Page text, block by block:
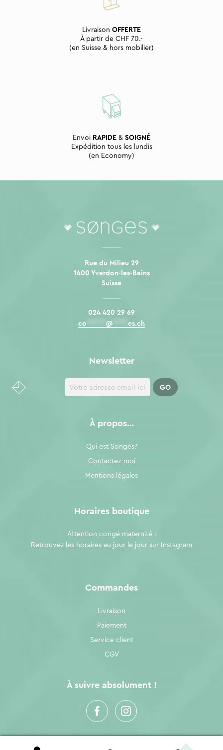
Livraison OFFERTE
À partir de CHF 70.-
(en Suisse & hors mobilier)
Envoi RAPIDE & SOIGNÉ
Expédition tous les lundis
(en Economy)
Rue du Milieu 29
1400 Yverdon-les-Bains
Suisse
024 420 29 69
co
@ es.ch
Commandes
Livraison
Paiement
Service client
CGV
À suivre absolument !
À propos…
Qui est Songes?
Contactez-moi
Mentions légales
Newsletter
Horaires boutique
Attention congé maternité :
Retrouvez les horaires au jour le jour sur
Instagram